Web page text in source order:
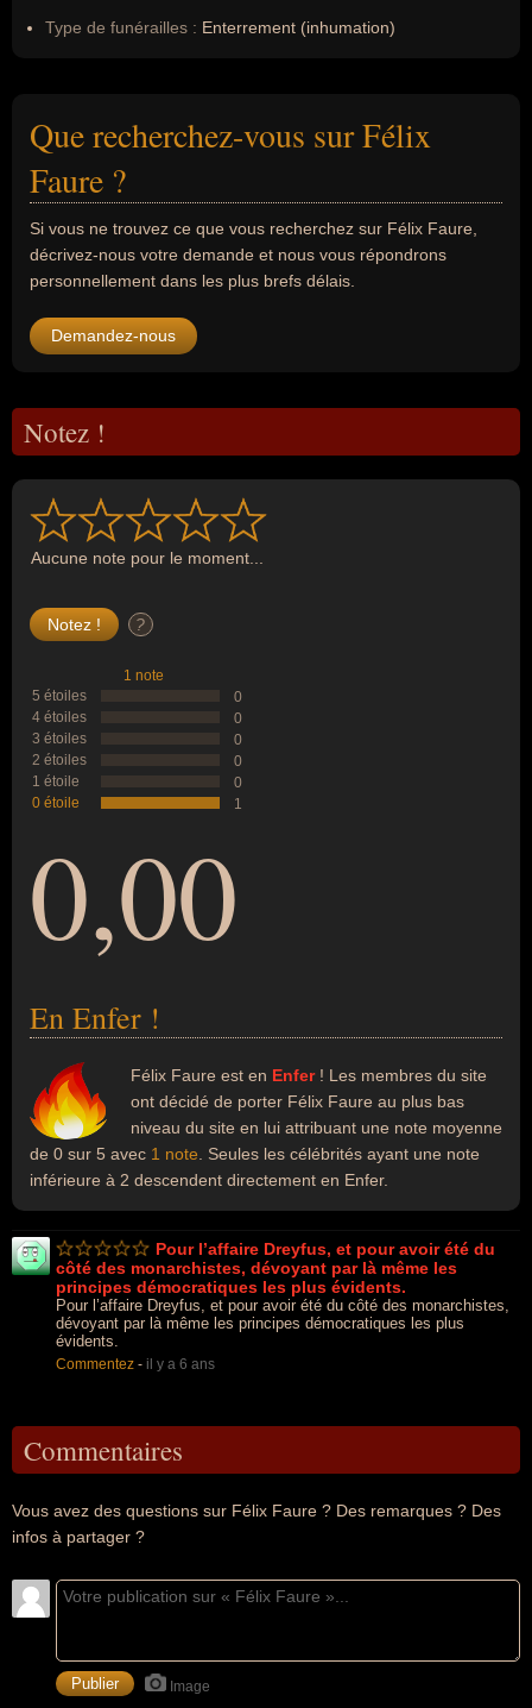
Type de funérailles : Enterrement (inhumation)
Que recherchez-vous sur Félix
Faure ?
Si vous ne trouvez ce que vous recherchez sur Félix Faure,
décrivez-nous votre demande et nous vous répondrons
personnellement dans les plus brefs délais.
Demandez-nous
Notez !
Aucune note pour le moment...
?
1 note
5 étoiles
0
4 étoiles
0
3 étoiles
0
2 étoiles
0
1 étoile
0
0 étoile
1
0,00
En Enfer !
Félix Faure est en Enfer! Les membres du site
ont décidé de porter Félix Faure au plus bas
niveau du site en lui attribuant une note moyenne
de 0 sur 5 avec 1 note . Seules les célébrités ayant une note
inférieure à 2 descendent directement en Enfer.
Pour l’affaire Dreyfus, et pour avoir été du
côté des monarchistes, dévoyant par là même les
principes démocratiques les plus évidents.
Pour l’affaire Dreyfus, et pour avoir été du côté des monarchistes,
dévoyant par là même les principes démocratiques les plus
évidents.
Commentez - il y a 6 ans
Commentaires
Vous avez des questions sur Félix Faure ? Des remarques ? Des
infos à partager ?
Image